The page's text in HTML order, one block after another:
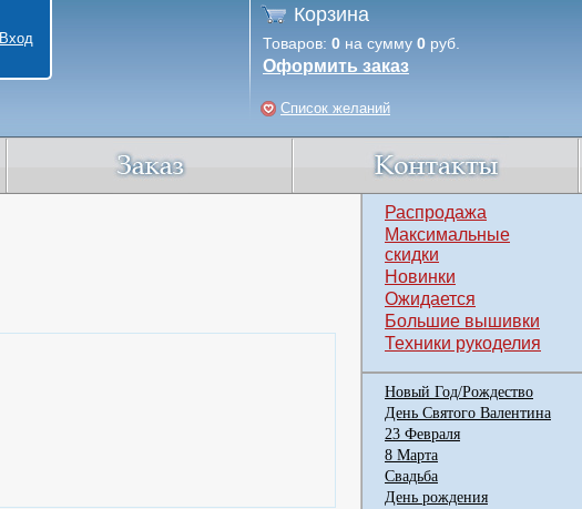
Корзина
Товаров: 0 на сумму 0 руб.
Оформить заказ
Список желаний
Распродажа
Максимальные
скидки
Новинки
Ожидается
Большие вышивки
Техники рукоделия
Новый Год/Рождество
День Святого Валентина
23 Февраля
8 Марта
Свадьба
День рождения